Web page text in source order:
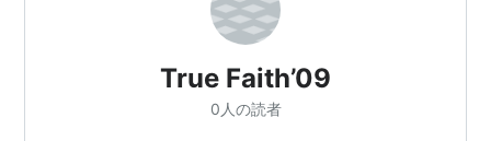
True Faith’09
0人の読者